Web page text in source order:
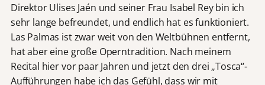
Direktor Ulises Jaén und seiner Frau Isabel Rey bin ich
sehr lange befreundet, und endlich hat es funktioniert.
Las Palmas ist zwar weit von den Weltbühnen entfernt,
hat aber eine große Operntradition. Nach meinem
Recital hier vor paar Jahren und jetzt den drei „Tosca“-
Aufführungen habe ich das Gefühl, dass wir mit